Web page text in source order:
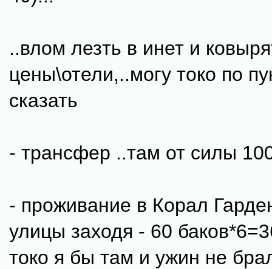
..влом лезть в инет и
цены\отели,..могу токо по
сказать
- трансфер ..там от силы
- проживание в Корал
улицы заходя - 60
токо я бы там и ужин не